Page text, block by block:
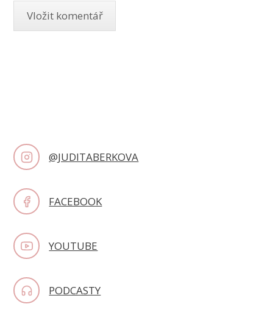
@JUDITABERKOVA
FACEBOOK
YOUTUBE
PODCASTY